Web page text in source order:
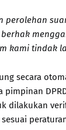
perolehan
kami tindak
secara
dilakukan